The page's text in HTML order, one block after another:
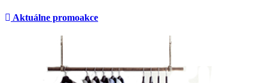
Aktuálne promoakce